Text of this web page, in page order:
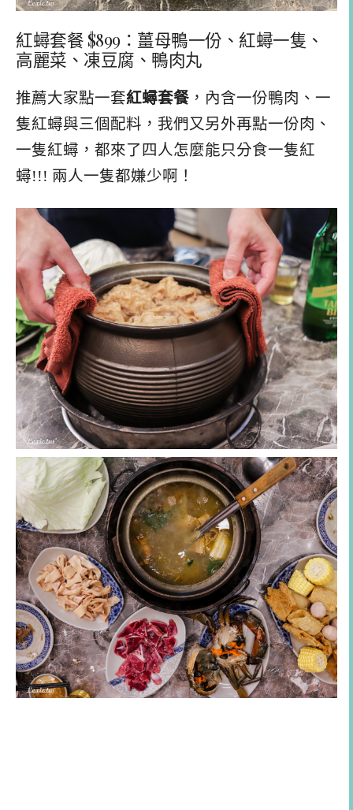
紅蟳套餐 $899：薑母鴨一份、紅蟳一隻、
高麗菜、凍豆腐、鴨肉丸
推薦大家點一套紅蟳套餐 ，內含一份鴨肉、一
隻紅蟳與三個配料，我們又另外再點一份肉、
一隻紅蟳，都來了四人怎麼能只分食一隻紅
蟳!!! 兩人一隻都嫌少啊！